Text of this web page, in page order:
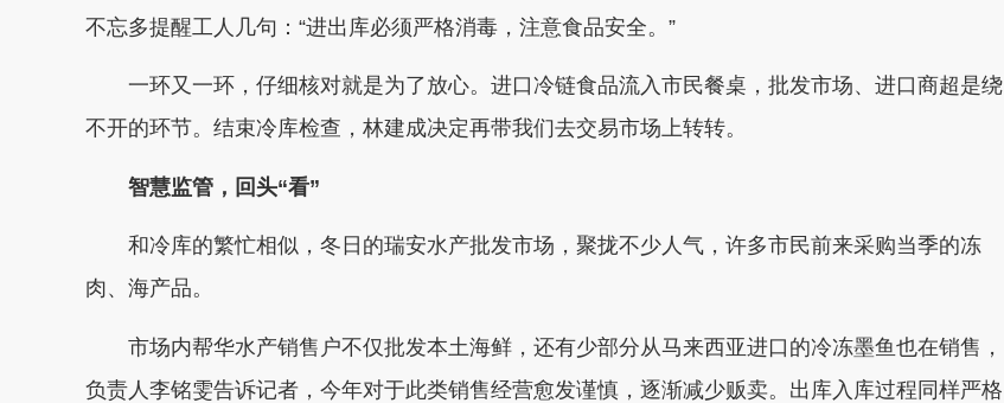
不忘多提醒工人几句：“进出库必须严格消毒，注意食品安全。”
一环又一环，仔细核对就是为了放心。进口冷链食品流入市民餐桌，批发市场、进口商超是绕
不开的环节。结束冷库检查，林建成决定再带我们去交易市场上转转。
智慧监管，回头“看”
和冷库的繁忙相似，冬日的瑞安水产批发市场，聚拢不少人气，许多市民前来采购当季的冻
肉、海产品。
市场内帮华水产销售户不仅批发本土海鲜，还有少部分从马来西亚进口的冷冻墨鱼也在销售，
负责人李铭雯告诉记者，今年对于此类销售经营愈发谨慎，逐渐减少贩卖。出库入库过程同样严格